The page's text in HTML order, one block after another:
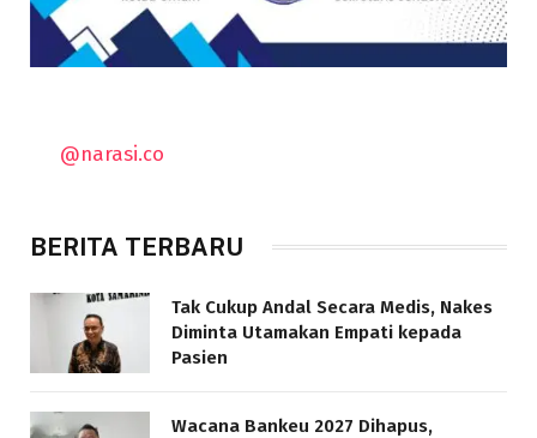
@narasi.co
BERITA TERBARU
Tak Cukup Andal Secara Medis, Nakes
Diminta Utamakan Empati kepada
Pasien
Wacana Bankeu 2027 Dihapus,